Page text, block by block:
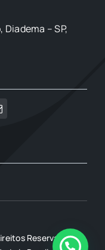
– SP,
Reservados |